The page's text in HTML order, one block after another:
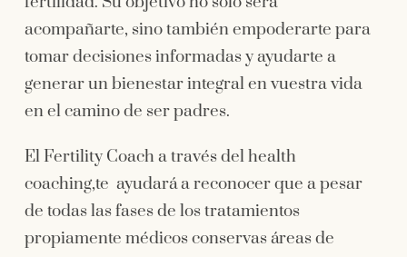
acompañarte, sino también empoderarte para
tomar decisiones informadas y ayudarte a
generar un bienestar integral en vuestra vida
en el camino de ser padres.
El Fertility Coach a través del health
coaching,te ayudará a reconocer que a pesar
de todas las fases de los tratamientos
propiamente médicos conservas áreas de